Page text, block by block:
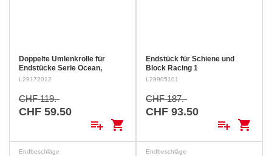
Doppelte Umlenkrolle für
Endstücke Serie Ocean,
Grösse 2
Schiene, Serie Ocean.
L29172012
CHF 119.-
CHF 59.50
playlist_add shopping_cart
Endstück für Schiene und
Block Racing 1
L29905101
CHF 187.-
CHF 93.50
playlist_add shopping_cart
Endbeschläge Endbeschläge